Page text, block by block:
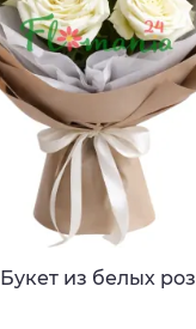
Букет из белых роз